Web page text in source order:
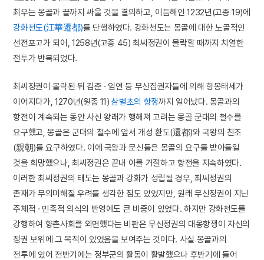
최우는 몽골과 끝까지 싸울 것을 결의하고, 이듬해인 1232년(고종 19)에
강화천도(江華遷都)를 단행하였다. 강화천도는 몽골에 대한 노골적인
선전포고가 되어, 1258년(고종 45) 최씨정권이 몰락할 때까지 치열한
전투가 반복되었다.
최씨정권이 몰락된 뒤 김준 · 임연 등 무신집권자들에 의해 항몽태세가
이어지다가, 1270년(원종 11)삼별초의 항쟁까지 일어났다. 몽골과의
항전이 계속되는 동안 사신 왕래가 행해져 고려는 몽골 군대의 철수를
요구했고, 몽골은 군대의 철수에 앞서 개성 환도(還都)와 국왕의 친조
(親朝)를 요구하였다. 이에 국왕과 문신들은 몽골의 요구를 받아들일
것을 희망했으나, 최씨정권은 끝내 이를 거절하고 항전을 지속하였다.
이러한 최씨정권의 태도는 몽골과 강화가 성립될 경우, 최씨정권의
존재가 무의미해질 우려를 생각한 점도 있었지만, 원래 무신정권이 지닌
주체적 · 민족적 의식의 반영에도 큰 비중이 있었다. 하지만 강화천도를
강행하여 향촌사회를 외면했다는 비판은 무신정권의 대몽항쟁이 자신의
정권 보위에 그 목적이 있었음을 보여주는 것이다. 사실 몽골과의
전투에 있어 전반기에는 정부군의 활동이 활발했으나 후반기에 들어